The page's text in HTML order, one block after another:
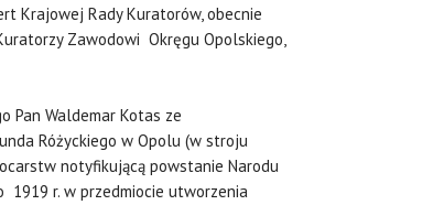
Krajowej Rady Kuratorów, obecnie
Zawodowi Okręgu Opolskiego,
Pan Waldemar Kotas ze
Różyckiego w Opolu (w stroju
notyfikującą powstanie Narodu
1919 r. w przedmiocie utworzenia